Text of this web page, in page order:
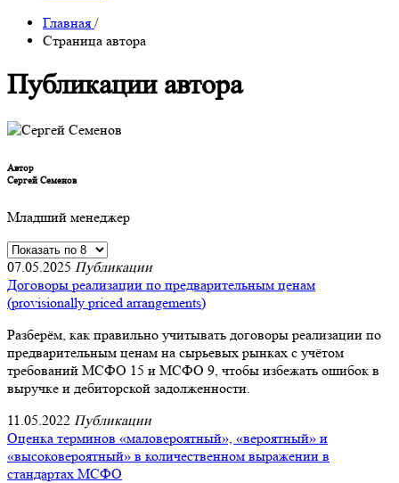
Главная /
Страница автора
Публикации автора
Автор
Сергей Семенов
Младший менеджер
07.05.2025 Публикации
Договоры реализации по предварительным ценам
(provisionally priced arrangements)
Разберём, как правильно учитывать договоры реализации по
предварительным ценам на сырьевых рынках с учётом
требований МСФО 15 и МСФО 9, чтобы избежать ошибок в
выручке и дебиторской задолженности.
11.05.2022 Публикации
Оценка терминов «маловероятный», «вероятный» и
«высоковероятный» в количественном выражении в
стандартах МСФО